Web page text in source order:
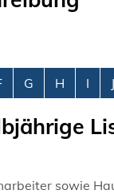
G H I J
sowie